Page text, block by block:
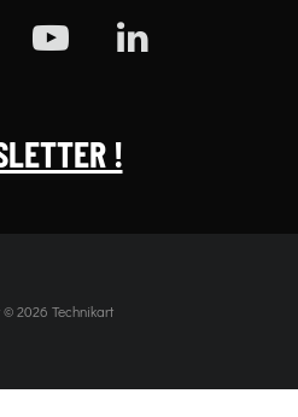
!
© 2026 Technikart